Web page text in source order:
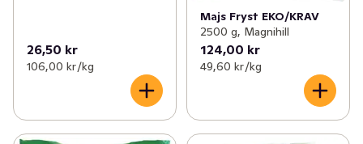
26,50 kr
106,00 kr /kg
Majs Fryst EKO/KRAV
2500 g, Magnihill
124,00 kr
49,60 kr /kg